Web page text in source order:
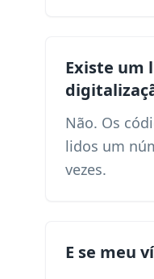
Existe um
Não. Os
lidos um
vezes.
E se meu